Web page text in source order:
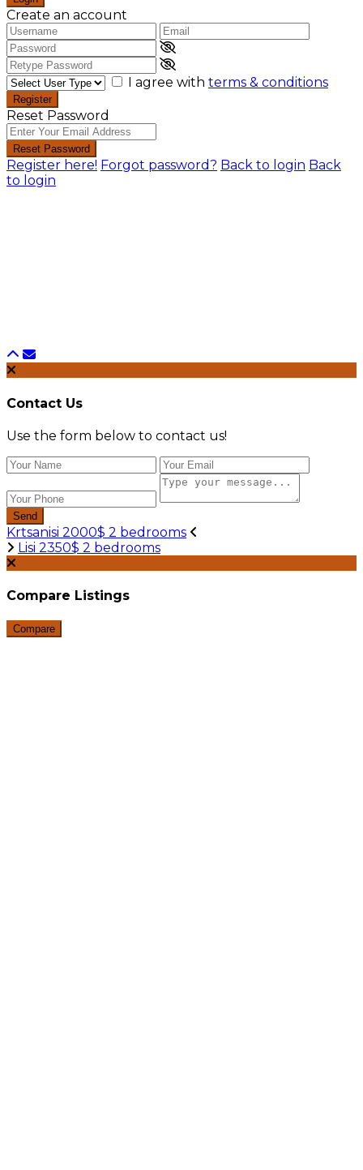
Create an account
I agree with terms & conditions
Register
Reset Password
Reset Password
Register here! Forgot password? Back to login Back
to login
Contact Us
Use the form below to contact us!
Send
Krtsanisi 2000$ 2 bedrooms
Lisi 2350$ 2 bedrooms
Compare Listings
Compare